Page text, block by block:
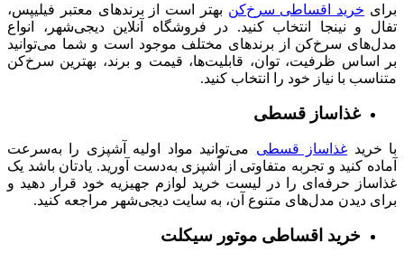
برای خرید اقساطی سرخ‌کن بهتر است از برندهای معتبر فیلیپس،
تفال و نینجا انتخاب کنید. در فروشگاه آنلاین دیجی‌شهر، انواع
مدل‌های سرخ‌کن از برندهای مختلف موجود است و شما می‌توانید
بر اساس ظرفیت، توان، قابلیت‌ها، قیمت و برند، بهترین سرخ‌کن
متناسب با نیاز خود را انتخاب کنید.
غذاساز قسطی
با خرید غذاساز قسطی می‌توانید مواد اولیه آشپزی را به‌سرعت
آماده کنید و تجربه متفاوتی از آشپزی به‌دست آورید. یادتان باشد یک
غذاساز حرفه‌ای را در لیست خرید لوازم جهیزیه خود قرار دهید و
برای دیدن مدل‌های متنوع آن، به سایت دیجی‌شهر مراجعه کنید.
خرید اقساطی موتور سیکلت